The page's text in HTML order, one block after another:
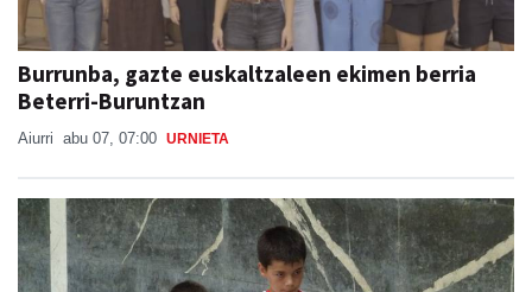
Burrunba, gazte euskaltzaleen ekimen berria
Beterri-Buruntzan
Aiurri abu 07, 07:00 URNIETA